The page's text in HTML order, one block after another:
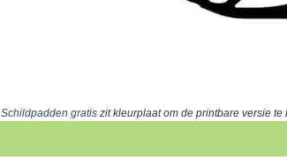
Schildpadden gratiszit kleurplaat om de printbare versie te